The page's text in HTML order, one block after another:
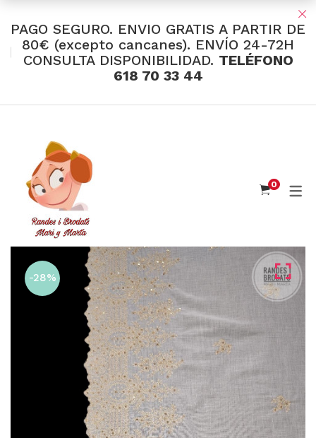
TIENDA Y OFERTAS
Santos Textil
Eusebio Sánchez
Flor de Azahar
Medias
Cintas
Muselina Inglesa
CANCANES Y ENAGUAS
Margarita Vercher
PAGO SEGURO. ENVIO GRATIS A PARTIR DE
80€ (excepto cancanes). ENVÍO 24-72H
CONSULTA DISPONIBILIDAD. TELÉFONO
618 70 33 44
0
-28%